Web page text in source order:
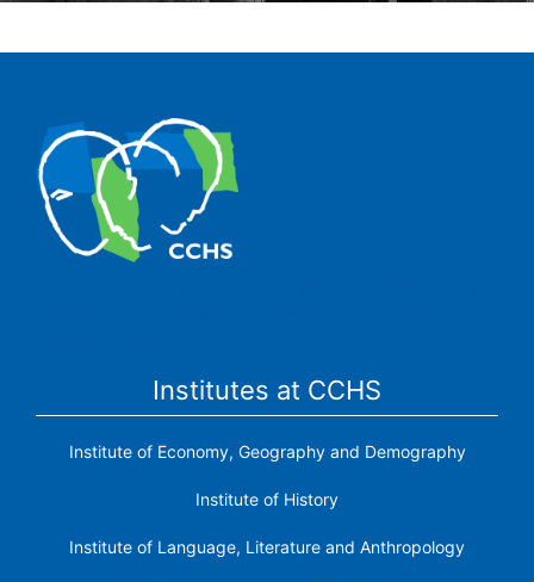
Institutes at CCHS
Institute of Economy, Geography and Demography
Institute of History
Institute of Language, Literature and Anthropology